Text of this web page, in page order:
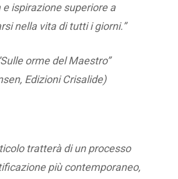
e ispirazione superiore a
nella vita di tutti i giorni.”
orme del Maestro”
Edizioni Crisalide)
tratterà di un processo
più contemporaneo,